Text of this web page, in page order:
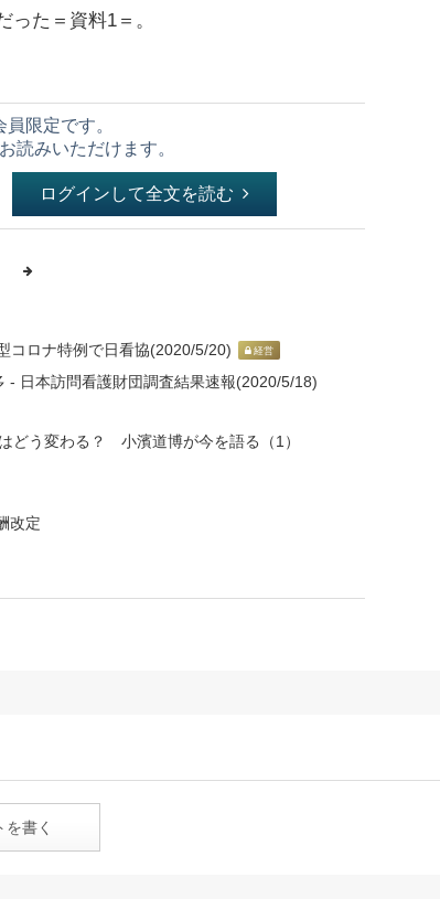
た＝資料1＝。
限定です。
読みいただけます。
ログインして全文を読む
コロナ特例で日看協(2020/5/20) 経営
- 日本訪問看護財団調査結果速報(2020/5/18)
どう変わる？ 小濱道博が今を語る（1）
改定
を書く